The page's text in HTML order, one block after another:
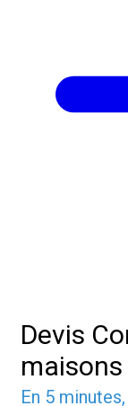
Devis
maisons
En 5